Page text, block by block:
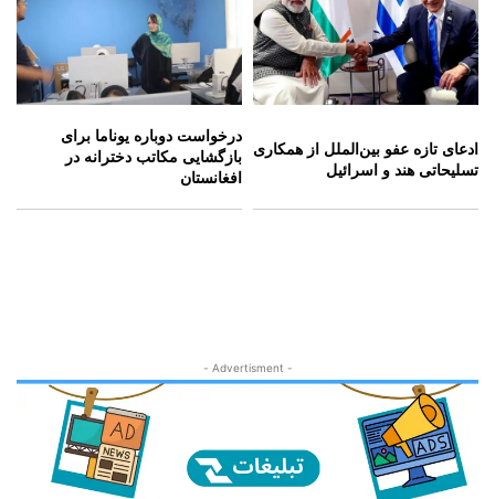
ادعای تازه عفو بین‌الملل از همکاری
تسلیحاتی هند و اسرائیل
درخواست دوباره یوناما برای
بازگشایی مکاتب دخترانه در
افغانستان
- Advertisment -